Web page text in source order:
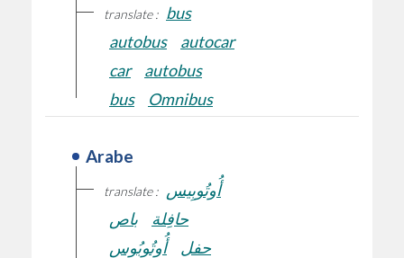
translate : bus
autobus
autocar
car
autobus
bus
Omnibus
Arabe
translate : أُوتُوبِيس
باص
حافِلة
أُوتُوبُوس
حفل